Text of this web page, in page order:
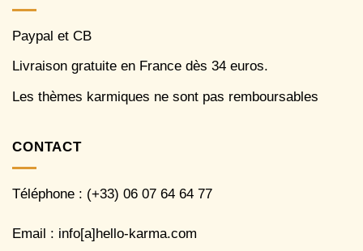
Paypal et CB
Livraison gratuite en France dès 34 euros.
Les thèmes karmiques ne sont pas remboursables
CONTACT
Téléphone : (+33) 06 07 64 64 77
Email : info[a]hello-karma.com